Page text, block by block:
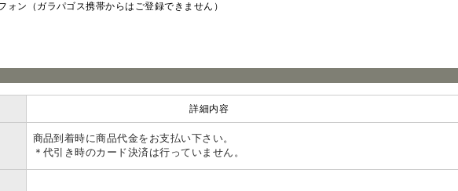
ン（ガラパゴス携帯からはご登録できません）
詳細内容
商品到着時に商品代金をお支払い下さい。
＊代引き時のカード決済は行っていません。